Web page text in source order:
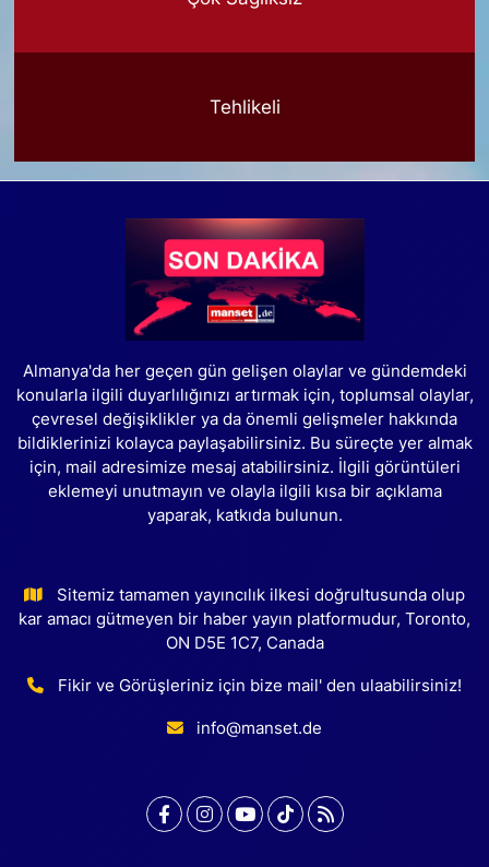
Tehlikeli
Almanya'da her geçen gün gelişen olaylar ve gündemdeki
konularla ilgili duyarlılığınızı artırmak için, toplumsal olaylar,
çevresel değişiklikler ya da önemli gelişmeler hakkında
bildiklerinizi kolayca paylaşabilirsiniz. Bu süreçte yer almak
için, mail adresimize mesaj atabilirsiniz. İlgili görüntüleri
eklemeyi unutmayın ve olayla ilgili kısa bir açıklama
yaparak, katkıda bulunun.
Sitemiz tamamen yayıncılık ilkesi doğrultusunda olup
kar amacı gütmeyen bir haber yayın platformudur, Toronto,
ON D5E 1C7, Canada
Fikir ve Görüşleriniz için bize mail' den ulaabilirsiniz!
info@manset.de